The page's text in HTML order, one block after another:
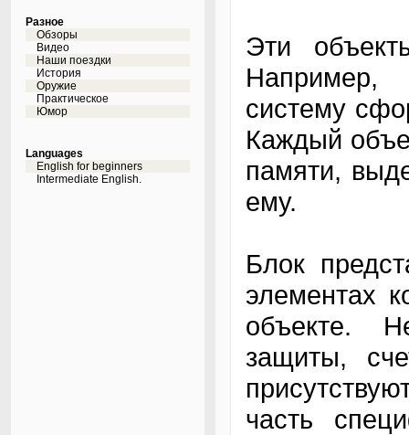
Разное
Обзоры
Видео
Наши поездки
История
Оружие
Практическое
Юмор
Languages
English for beginners
Intermediate English.
Эти
Например,
систему
Каждый
памяти,
ему.
Блок
элементах
объекте.
защиты,
часть